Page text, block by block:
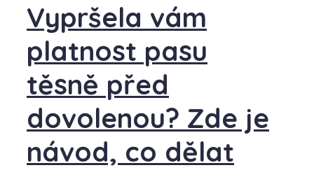
Vypršela vám
platnost pasu
těsně před
dovolenou? Zde je
návod, co dělat